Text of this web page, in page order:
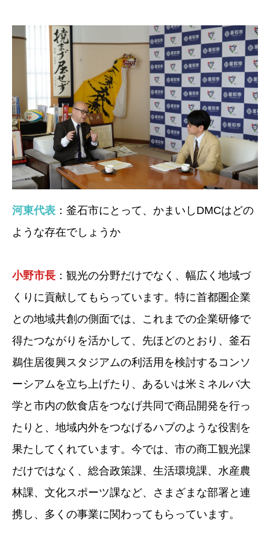
河東代表 ：釜石市にとって、かまいしDMCはどの
ような存在でしょうか
小野市長 ：観光の分野だけでなく、幅広く地域づ
くりに貢献してもらっています。特に首都圏企業
との地域共創の側面では、これまでの企業研修で
得たつながりを活かして、先ほどのとおり、釜石
鵜住居復興スタジアムの利活用を検討するコンソ
ーシアムを立ち上げたり、あるいは米ミネルバ大
学と市内の飲食店をつなげ共同で商品開発を行っ
たりと、地域内外をつなげるハブのような役割を
果たしてくれています。今では、市の商工観光課
だけではなく、総合政策課、生活環境課、水産農
林課、文化スポーツ課など、さまざまな部署と連
携し、多くの事業に関わってもらっています。